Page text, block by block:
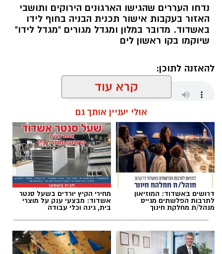
נדחו העררים שהגישו הארגונים הירוקים ותושבי
האזור בעקבות אישור תכנית הבניה בחוף לידו
באשדוד. מדובר במלון ומגדל מגורים "מגדל לידו"
שיוקמו בקו ראשון לים
להאזנה לתוכן:
עופר אשטוקר / 18:48 26.09.19
תגים:מלון, חוף הים
קרא עוד
אולי יעניין אותך גם
דרושים באשדוד: המוזיאון
לתרבות הפלשתים מגייס
מנהל/ת מחלקת חינוך
מחירי הקיץ יורדים בשעל סנטר
אשדוד: מבצעי ענק על מוצרי
בית, גינה וכלי עבודה